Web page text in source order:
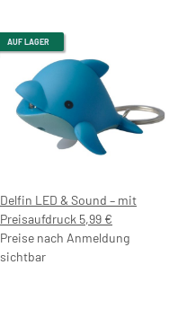
AUF LAGER
Delfin LED & Sound – mit
Preisaufdruck 5,99 €
Preise nach Anmeldung
sichtbar